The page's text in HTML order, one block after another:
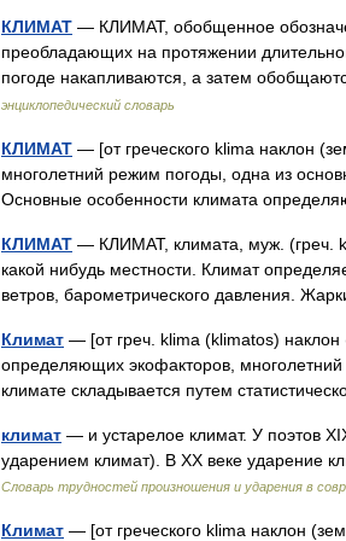
КЛИМАТ — КЛИМАТ, обобщенное
преобладающих на протяжении
погоде накапливаются, а затем
энциклопедический словарь
КЛИМАТ — [от греческого klima наклон
многолетний режим погоды, одна из
Основные особенности климата
КЛИМАТ — КЛИМАТ, климата, муж. (греч.
какой нибудь местности. Климат
ветров, барометрического давления.
Климат — [от греч. klima (klimatos)
определяющих экофакторов,
климате складывается путем
климат — и устарелое климат. У поэтов
ударением климат). В XX веке ударение
Словарь трудностей произношения и ударения в
Климат — [от греческого klima наклон